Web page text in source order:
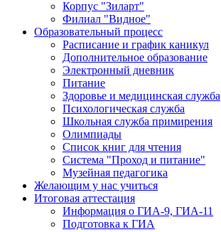
Корпус "Зиларт"
Филиал "Видное"
Образовательный процесс
Расписание и график каникул
Дополнительное образование
Электронный дневник
Питание
Здоровье и медицинская служба
Психологическая служба
Школьная служба примирения
Олимпиады
Список книг для чтения
Система "Проход и питание"
Музейная педагогика
Желающим у нас учиться
Итоговая аттестация
Информация о ГИА-9, ГИА-11
Подготовка к ГИА